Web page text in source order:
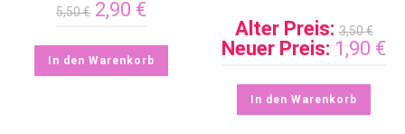
5,50€ 2,90 €
In den Warenkorb
Alter Preis: 3,50€
Neuer Preis: 1,90 €
In den Warenkorb